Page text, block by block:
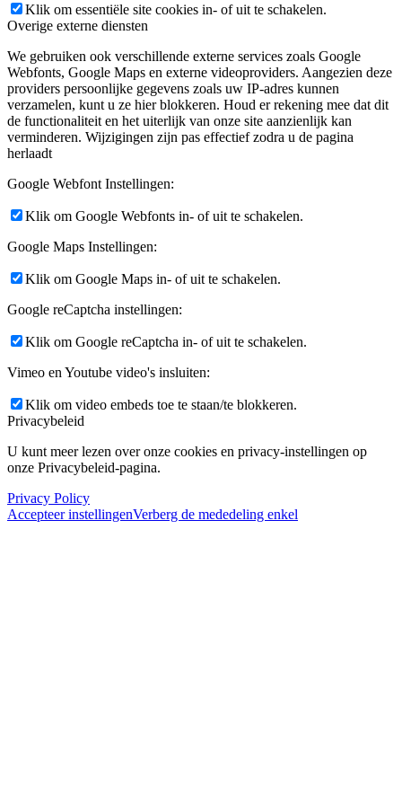
Klik om essentiële site cookies in- of uit te schakelen.
Overige externe diensten
We gebruiken ook verschillende externe services zoals Google
Webfonts, Google Maps en externe videoproviders. Aangezien deze
providers persoonlijke gegevens zoals uw IP-adres kunnen
verzamelen, kunt u ze hier blokkeren. Houd er rekening mee dat dit
de functionaliteit en het uiterlijk van onze site aanzienlijk kan
verminderen. Wijzigingen zijn pas effectief zodra u de pagina
herlaadt
Google Webfont Instellingen:
Klik om Google Webfonts in- of uit te schakelen.
Google Maps Instellingen:
Klik om Google Maps in- of uit te schakelen.
Google reCaptcha instellingen:
Klik om Google reCaptcha in- of uit te schakelen.
Vimeo en Youtube video's insluiten:
Klik om video embeds toe te staan/te blokkeren.
Privacybeleid
U kunt meer lezen over onze cookies en privacy-instellingen op
onze Privacybeleid-pagina.
Privacy Policy
Accepteer instellingenVerberg de mededeling enkel